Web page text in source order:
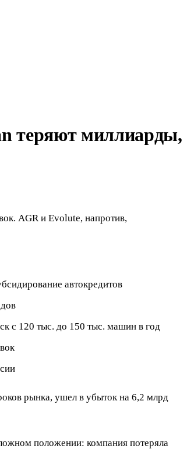
теряют миллиарды,
AGR и Evolute, напротив,
автокредитов
с 120 тыс. до 150 тыс. машин в год
рынка, ушел в убыток на 6,2 млрд
положении: компания потеряла